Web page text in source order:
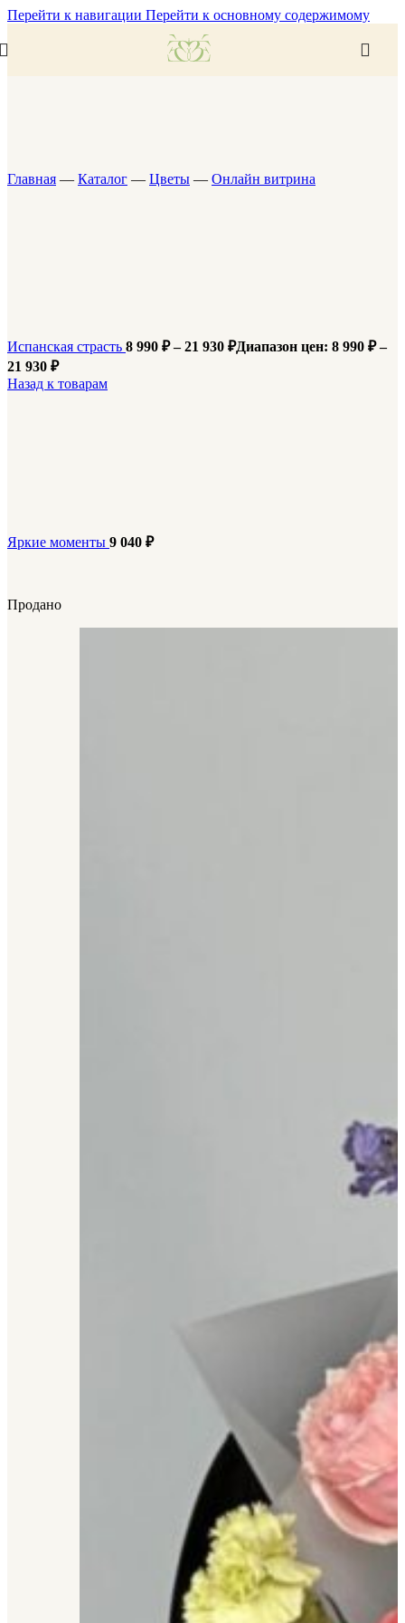
Перейти к навигации Перейти к основному содержимому
Главная — Каталог — Цветы — Онлайн витрина
Испанская страсть 8 990 ₽ – 21 930 ₽Диапазон цен: 8 990 ₽ –
21 930 ₽
Назад к товарам
Яркие моменты 9 040 ₽
Продано